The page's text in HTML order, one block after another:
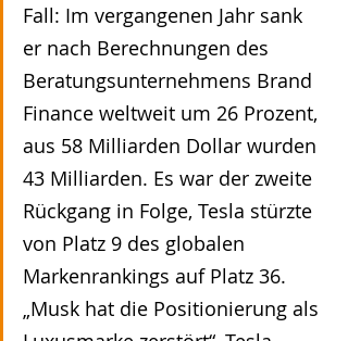
Fall: Im vergangenen Jahr sank
er nach Berechnungen des
Beratungsunternehmens Brand
Finance weltweit um 26 Prozent,
aus 58 Milliarden Dollar wurden
43 Milliarden. Es war der zweite
Rückgang in Folge, Tesla stürzte
von Platz 9 des globalen
Markenrankings auf Platz 36.
„Musk hat die Positionierung als